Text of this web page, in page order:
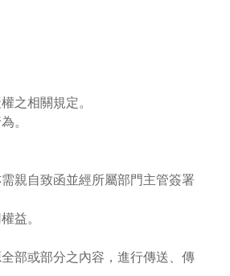
之相關規定。
。
親自致函並經所屬部門主管簽署
益。
部或部分之內容，進行傳送、傳